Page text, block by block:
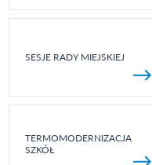
SESJE RADY MIEJSKIEJ
TERMOMODERNIZACJA
SZKÓŁ